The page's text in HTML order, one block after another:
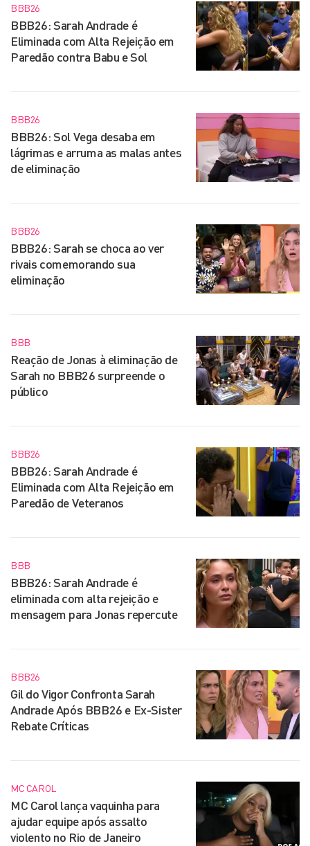
BBB26
BBB26: Sarah Andrade é
Eliminada com Alta Rejeição em
Paredão contra Babu e Sol
BBB26
BBB26: Sol Vega desaba em
lágrimas e arruma as malas antes
de eliminação
BBB26
BBB26: Sarah se choca ao ver
rivais comemorando sua
eliminação
BBB
Reação de Jonas à eliminação de
Sarah no BBB26 surpreende o
público
BBB26
BBB26: Sarah Andrade é
Eliminada com Alta Rejeição em
Paredão de Veteranos
BBB
BBB26: Sarah Andrade é
eliminada com alta rejeição e
mensagem para Jonas repercute
BBB26
Gil do Vigor Confronta Sarah
Andrade Após BBB26 e Ex-Sister
Rebate Críticas
MC CAROL
MC Carol lança vaquinha para
ajudar equipe após assalto
violento no Rio de Janeiro